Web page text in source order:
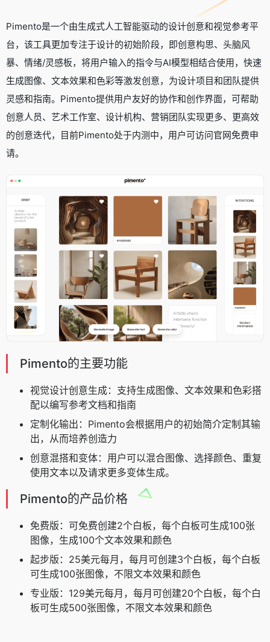
Pimento是一个由生成式人工智能驱动的设计创意和视觉参考平
台，该工具更加专注于设计的初始阶段，即创意构思、头脑风
暴、情绪/灵感板，将用户输入的指令与AI模型相结合使用，快速
生成图像、文本效果和色彩等激发创意，为设计项目和团队提供
灵感和指南。Pimento提供用户友好的协作和创作界面，可帮助
创意人员、艺术工作室、设计机构、营销团队实现更多、更高效
的创意迭代，目前Pimento处于内测中，用户可访问官网免费申
请。
Pimento的主要功能
视觉设计创意生成：支持生成图像、文本效果和色彩搭
配以编写参考文档和指南
定制化输出：Pimento会根据用户的初始简介定制其输
出，从而培养创造力
创意混搭和变体：用户可以混合图像、选择颜色、重复
使用文本以及请求更多变体生成。
Pimento的产品价格
免费版：可免费创建2个白板，每个白板可生成100张
图像，生成100个文本效果和颜色
起步版：25美元每月，每月可创建3个白板，每个白板
可生成100张图像，不限文本效果和颜色
专业版：129美元每月，每月可创建20个白板，每个白
板可生成500张图像，不限文本效果和颜色